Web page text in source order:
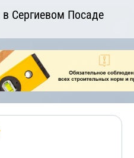
Сергиевом Посаде